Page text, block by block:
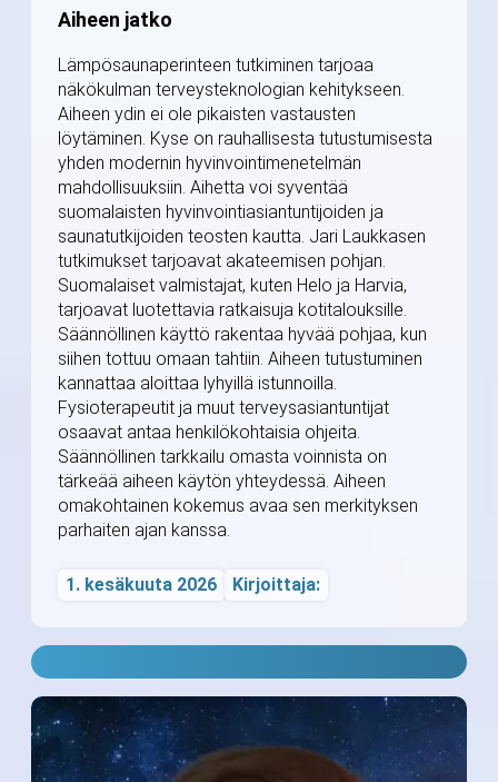
Aiheen jatko
Lämpösaunaperinteen tutkiminen tarjoaa
näkökulman terveysteknologian kehitykseen.
Aiheen ydin ei ole pikaisten vastausten
löytäminen. Kyse on rauhallisesta tutustumisesta
yhden modernin hyvinvointimenetelmän
mahdollisuuksiin. Aihetta voi syventää
suomalaisten hyvinvointiasiantuntijoiden ja
saunatutkijoiden teosten kautta. Jari Laukkasen
tutkimukset tarjoavat akateemisen pohjan.
Suomalaiset valmistajat, kuten Helo ja Harvia,
tarjoavat luotettavia ratkaisuja kotitalouksille.
Säännöllinen käyttö rakentaa hyvää pohjaa, kun
siihen tottuu omaan tahtiin. Aiheen tutustuminen
kannattaa aloittaa lyhyillä istunnoilla.
Fysioterapeutit ja muut terveysasiantuntijat
osaavat antaa henkilökohtaisia ohjeita.
Säännöllinen tarkkailu omasta voinnista on
tärkeää aiheen käytön yhteydessä. Aiheen
omakohtainen kokemus avaa sen merkityksen
parhaiten ajan kanssa.
1. kesäkuuta 2026 Kirjoittaja: